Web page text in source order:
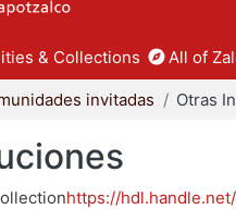
& Collections All of
invitadas Otras
https://